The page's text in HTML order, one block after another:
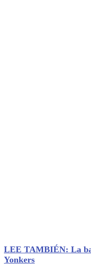
LEE TAMBIÉN: La
Yonkers